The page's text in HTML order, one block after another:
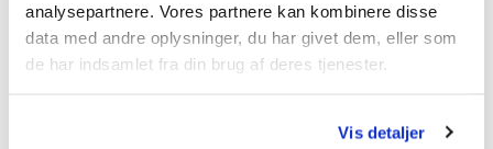
analysepartnere. Vores partnere kan kombinere disse
data med andre oplysninger, du har givet dem, eller som
de har indsamlet fra din brug af deres tjenester.
Vis detaljer
Prisen er selvfølgelig inklusiv alle omkostninger til
import, syn og klargøring.